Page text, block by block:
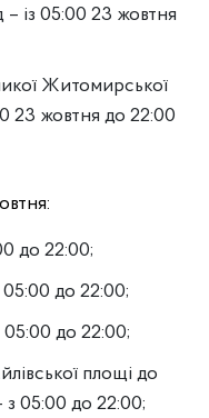
із 05:00 23 жовтня
Житомирської
23 жовтня до 22:00
до 22:00;
до 22:00;
05:00 до 22:00;
площі до
з 05:00 до 22:00;